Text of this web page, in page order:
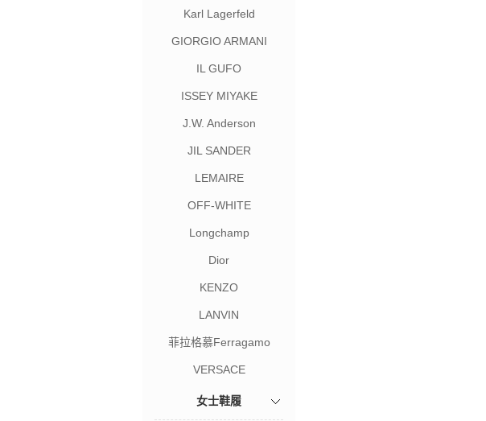
Karl Lagerfeld
GIORGIO ARMANI
IL GUFO
ISSEY MIYAKE
J.W. Anderson
JIL SANDER
LEMAIRE
OFF-WHITE
Longchamp
Dior
KENZO
LANVIN
菲拉格慕Ferragamo
VERSACE
女士鞋履